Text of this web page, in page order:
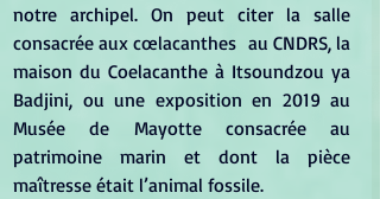
notre archipel. On peut citer la salle
consacrée aux cœlacanthes  au CNDRS, la
maison du Coelacanthe à Itsoundzou ya
Badjini, ou une exposition en 2019 au
Musée de Mayotte consacrée au
patrimoine marin et dont la pièce
maîtresse était l’animal fossile.